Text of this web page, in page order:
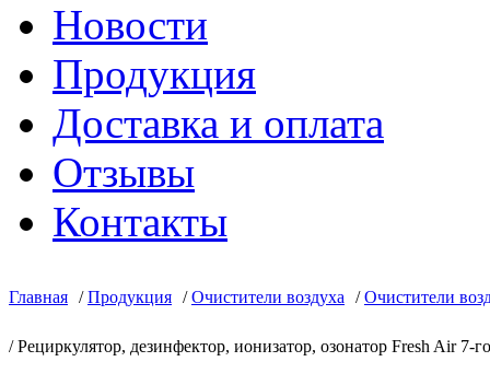
Новости
Продукция
Доставка и оплата
Отзывы
Контакты
Главная /Продукция /Очистители воздуха /Очистители
/Рециркулятор, дезинфектор, ионизатор, озонатор Fresh Air 7-